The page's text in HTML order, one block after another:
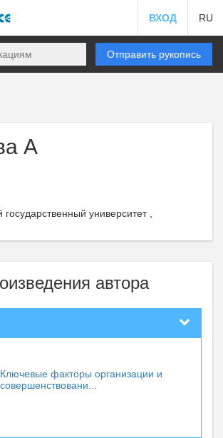
ВХОД RU
Отправить рукопись
А
университет ,
автора
Ключевые факторы организации и
совершенствовани...